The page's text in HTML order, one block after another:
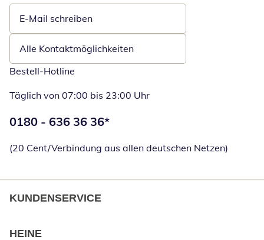
E-Mail schreiben
Öffnet E-Mail-Client
Alle Kontaktmöglichkeiten
Bestell-Hotline
Täglich von 07:00 bis 23:00 Uhr
Telefonnummer:
0180 - 636 36 36*
(20 Cent/Verbindung aus allen deutschen Netzen)
KUNDENSERVICE
HEINE